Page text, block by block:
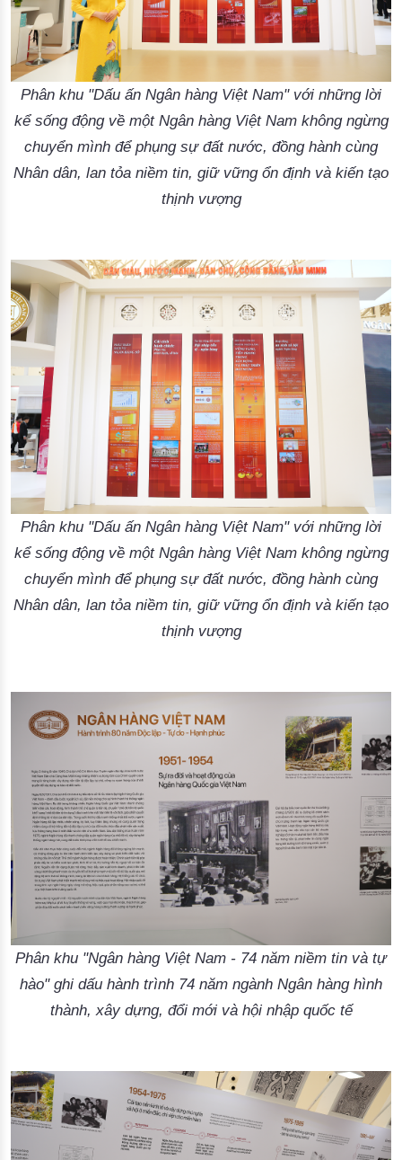
Phân khu "Dấu ấn Ngân hàng Việt Nam" với những lời
kể sống động về một Ngân hàng Việt Nam không ngừng
chuyển mình để phụng sự đất nước, đồng hành cùng
Nhân dân, lan tỏa niềm tin, giữ vững ổn định và kiến tạo
thịnh vượng
Phân khu "Dấu ấn Ngân hàng Việt Nam" với những lời
kể sống động về một Ngân hàng Việt Nam không ngừng
chuyển mình để phụng sự đất nước, đồng hành cùng
Nhân dân, lan tỏa niềm tin, giữ vững ổn định và kiến tạo
thịnh vượng
Phân khu "Ngân hàng Việt Nam - 74 năm niềm tin và tự
hào" ghi dấu hành trình 74 năm ngành Ngân hàng hình
thành, xây dựng, đổi mới và hội nhập quốc tế